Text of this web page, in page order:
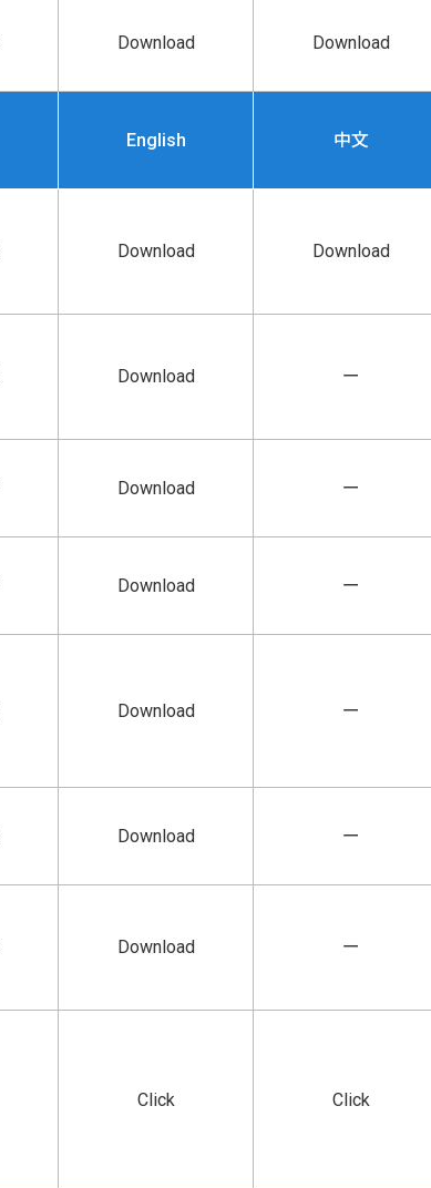
Download Download
English 中文
Download Download
Download ー
Download ー
Download ー
Download ー
Download ー
Download ー
Click Click